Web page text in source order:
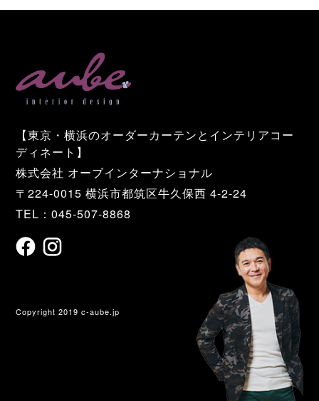
【東京・横浜のオーダーカーテンとインテリアコー
ディネート】
株式会社 オーブインターナショナル
〒224-0015 横浜市都筑区牛久保西 4-2-24
TEL：045-507-8868
Copyright 2019 c-aube.jp